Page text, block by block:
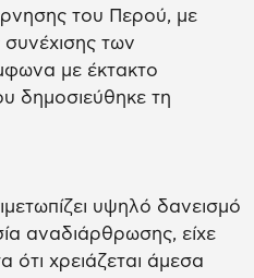
του Περού, με
των
με έκτακτο
δημοσιεύθηκε τη
υψηλό δανεισμό
αναδιάρθρωσης, είχε
ότι χρειάζεται άμεσα